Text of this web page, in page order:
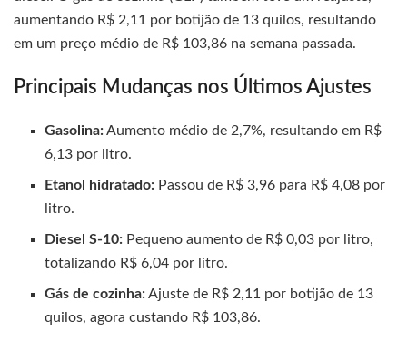
aumentando R$ 2,11 por botijão de 13 quilos, resultando
em um preço médio de R$ 103,86 na semana passada.
Principais Mudanças nos Últimos Ajustes
Gasolina:Aumento médio de 2,7%, resultando em R$
6,13 por litro.
Etanol hidratado: Passou de R$ 3,96 para R$ 4,08 por
litro.
Diesel S-10: Pequeno aumento de R$ 0,03 por litro,
totalizando R$ 6,04 por litro.
Gás de cozinha:Ajuste de R$ 2,11 por botijão de 13
quilos, agora custando R$ 103,86.